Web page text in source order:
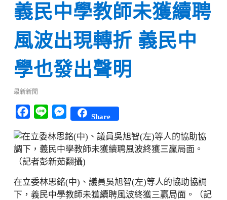
義民中學教師未獲續聘
風波出現轉折 義民中
學也發出聲明
最新新聞
Facebook
Line Messenger
Share
在立委林思銘(中)、議員吳旭智(左)等人的協助協調
下，義民中學教師未獲續聘風波終獲三贏局面。（記